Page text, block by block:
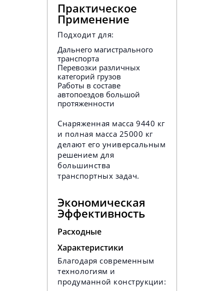
Практическое
Применение
Подходит для:
Дальнего магистрального
транспорта
Перевозки различных
категорий грузов
Работы в составе
автопоездов большой
протяженности
Снаряженная масса 9440 кг
и полная масса 25000 кг
делают его универсальным
решением для
большинства
транспортных задач.
Экономическая
Эффективность
Расходные
Характеристики
Благодаря современным
технологиям и
продуманной конструкции: